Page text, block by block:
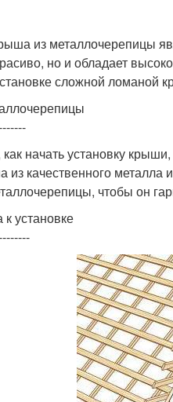
из металлочерепицы
но и обладает
сложной ломаной
начать установку
из качественного
чтобы он
к установке